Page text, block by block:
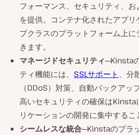
フォーマンス、セキュリティ、
を提供。コンテナ化されたアプ
プクラスのプラットフォーム上
きます。
マネージドセキュリティ─Kinsta
ティ機能には、 SSLサポート 、分
（DDoS）対策、自動バックアッ
高いセキュリティの確保は
リケーションの開発に集中するこ
シームレスな統合─Kinstaのプラ